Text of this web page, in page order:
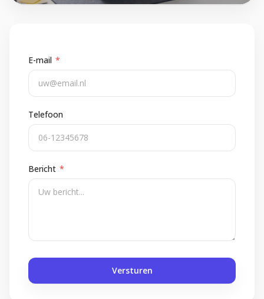
E-mail *
Telefoon
Bericht *
Versturen